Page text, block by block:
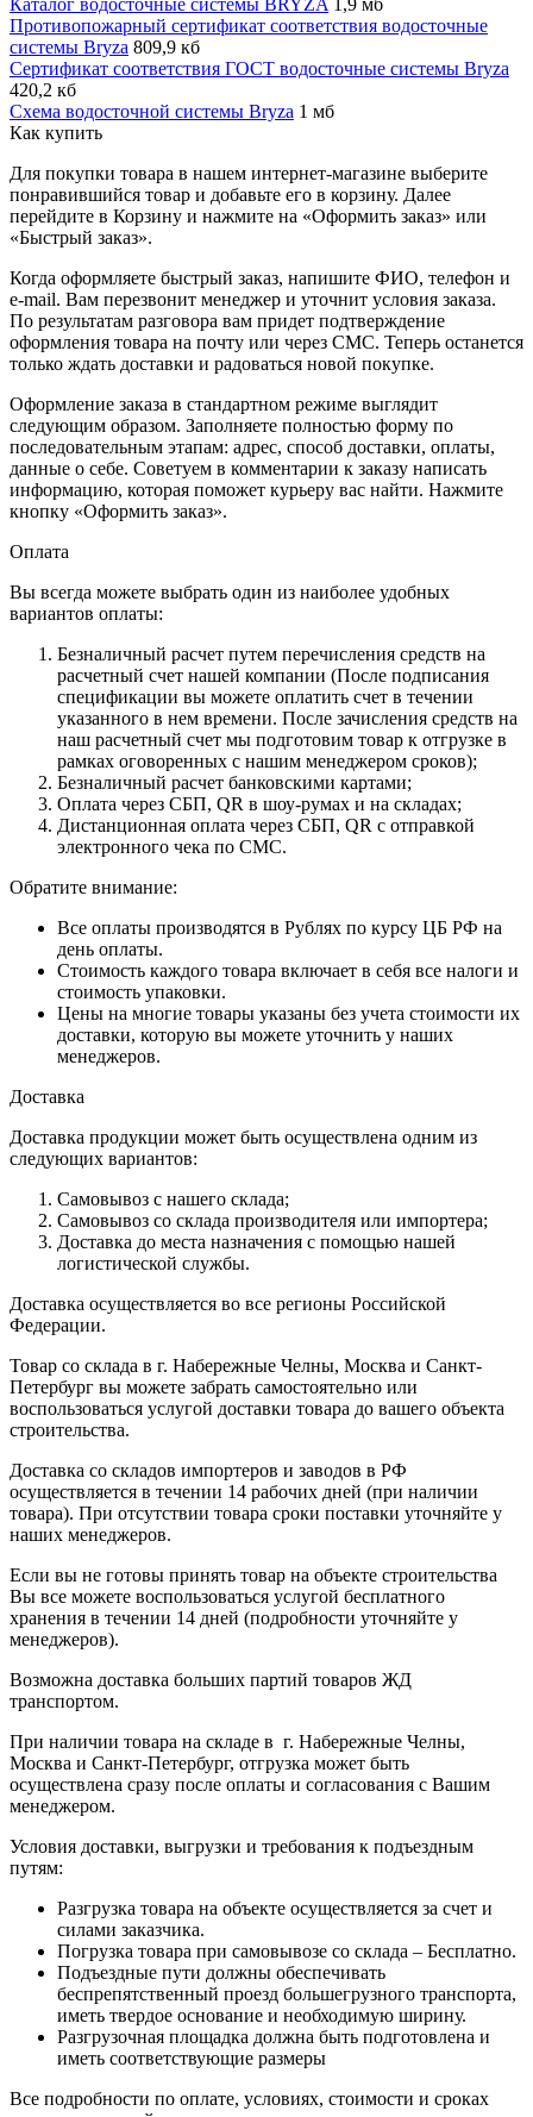
Каталог водосточные системы BRYZA 1,9 мб
Противопожарный сертификат соответствия водосточные
системы Bryza 809,9 кб
Сертификат соответствия ГОСТ водосточные системы Bryza
420,2 кб
Схема водосточной системы Bryza 1 мб
Как купить
Для покупки товара в нашем интернет-магазине выберите
понравившийся товар и добавьте его в корзину. Далее
перейдите в Корзину и нажмите на «Оформить заказ» или
«Быстрый заказ».
Когда оформляете быстрый заказ, напишите ФИО, телефон и
e-mail. Вам перезвонит менеджер и уточнит условия заказа.
По результатам разговора вам придет подтверждение
оформления товара на почту или через СМС. Теперь останется
только ждать доставки и радоваться новой покупке.
Оформление заказа в стандартном режиме выглядит
следующим образом. Заполняете полностью форму по
последовательным этапам: адрес, способ доставки, оплаты,
данные о себе. Советуем в комментарии к заказу написать
информацию, которая поможет курьеру вас найти. Нажмите
кнопку «Оформить заказ».
Оплата
Вы всегда можете выбрать один из наиболее удобных
вариантов оплаты:
Безналичный расчет путем перечисления средств на
расчетный счет нашей компании (После подписания
спецификации вы можете оплатить счет в течении
указанного в нем времени. После зачисления средств на
наш расчетный счет мы подготовим товар к отгрузке в
рамках оговоренных с нашим менеджером сроков);
Безналичный расчет банковскими картами;
Оплата через СБП, QR в шоу-румах и на складах;
Дистанционная оплата через СБП, QR с отправкой
электронного чека по СМС.
Обратите внимание:
Все оплаты производятся в Рублях по курсу ЦБ РФ на
день оплаты.
Стоимость каждого товара включает в себя все налоги и
стоимость упаковки.
Цены на многие товары указаны без учета стоимости их
доставки, которую вы можете уточнить у наших
менеджеров.
Доставка
Доставка продукции может быть осуществлена одним из
следующих вариантов:
Самовывоз с нашего склада;
Самовывоз со склада производителя или импортера;
Доставка до места назначения с помощью нашей
логистической службы.
Доставка осуществляется во все регионы Российской
Федерации.
Товар со склада в г. Набережные Челны, Москва и Санкт-
Петербург вы можете забрать самостоятельно или
воспользоваться услугой доставки товара до вашего объекта
строительства.
Доставка со складов импортеров и заводов в РФ
осуществляется в течении 14 рабочих дней (при наличии
товара). При отсутствии товара сроки поставки уточняйте у
наших менеджеров.
Если вы не готовы принять товар на объекте строительства
Вы все можете воспользоваться услугой бесплатного
хранения в течении 14 дней (подробности уточняйте у
менеджеров).
Возможна доставка больших партий товаров ЖД
транспортом.
При наличии товара на складе в г. Набережные Челны,
Москва и Санкт-Петербург, отгрузка может быть
осуществлена сразу после оплаты и согласования с Вашим
менеджером.
Условия доставки, выгрузки и требования к подъездным
путям:
Разгрузка товара на объекте осуществляется за счет и
силами заказчика.
Погрузка товара при самовывозе со склада – Бесплатно.
Подъездные пути должны обеспечивать
беспрепятственный проезд большегрузного транспорта,
иметь твердое основание и необходимую ширину.
Разгрузочная площадка должна быть подготовлена и
иметь соответствующие размеры
Все подробности по оплате, условиях, стоимости и сроках